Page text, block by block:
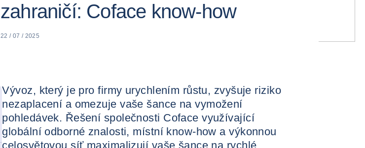
zahraničí: Coface know-how
22 / 07 / 2025
Vývoz, který je pro firmy urychlením růstu, zvyšuje riziko
nezaplacení a omezuje vaše šance na vymožení
pohledávek. Řešení společnosti Coface využívající
globální odborné znalosti, místní know-how a výkonnou
celosvětovou síť maximalizují vaše šance na rychlé